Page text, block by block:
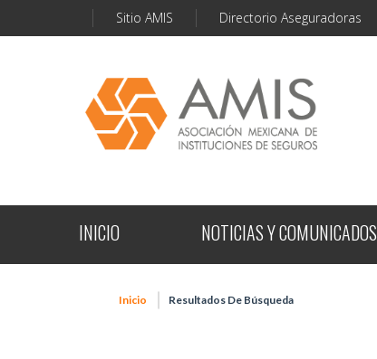
Sitio AMIS Directorio Aseguradoras
INICIO NOTICIAS Y COMUNICADOS
Inicio Resultados De Búsqueda